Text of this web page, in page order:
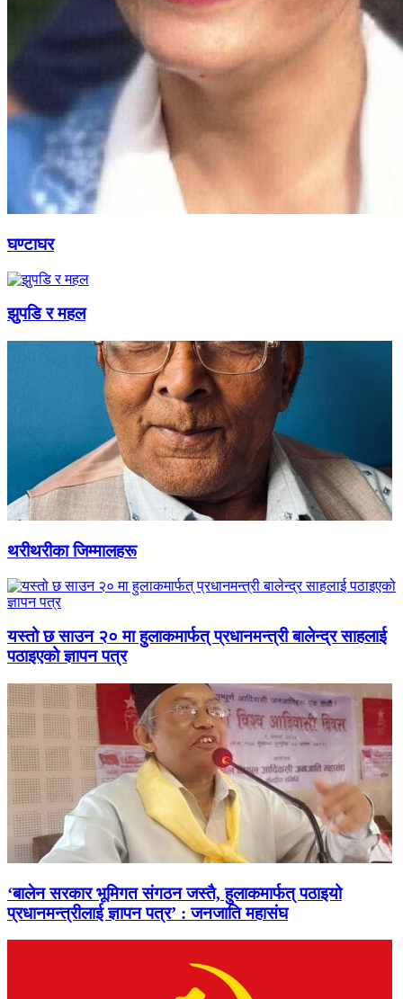
घण्टाघर
झुपडि र महल
थरीथरीका जिम्मालहरू
यस्तो छ साउन २० मा हुलाकमार्फत् प्रधानमन्त्री बालेन्द्र साहलाई
पठाइएको ज्ञापन पत्र
‘बालेन सरकार भूमिगत संगठन जस्तै, हुलाकमार्फत् पठाइयो
प्रधानमन्त्रीलाई ज्ञापन पत्र’ : जनजाति महासंघ